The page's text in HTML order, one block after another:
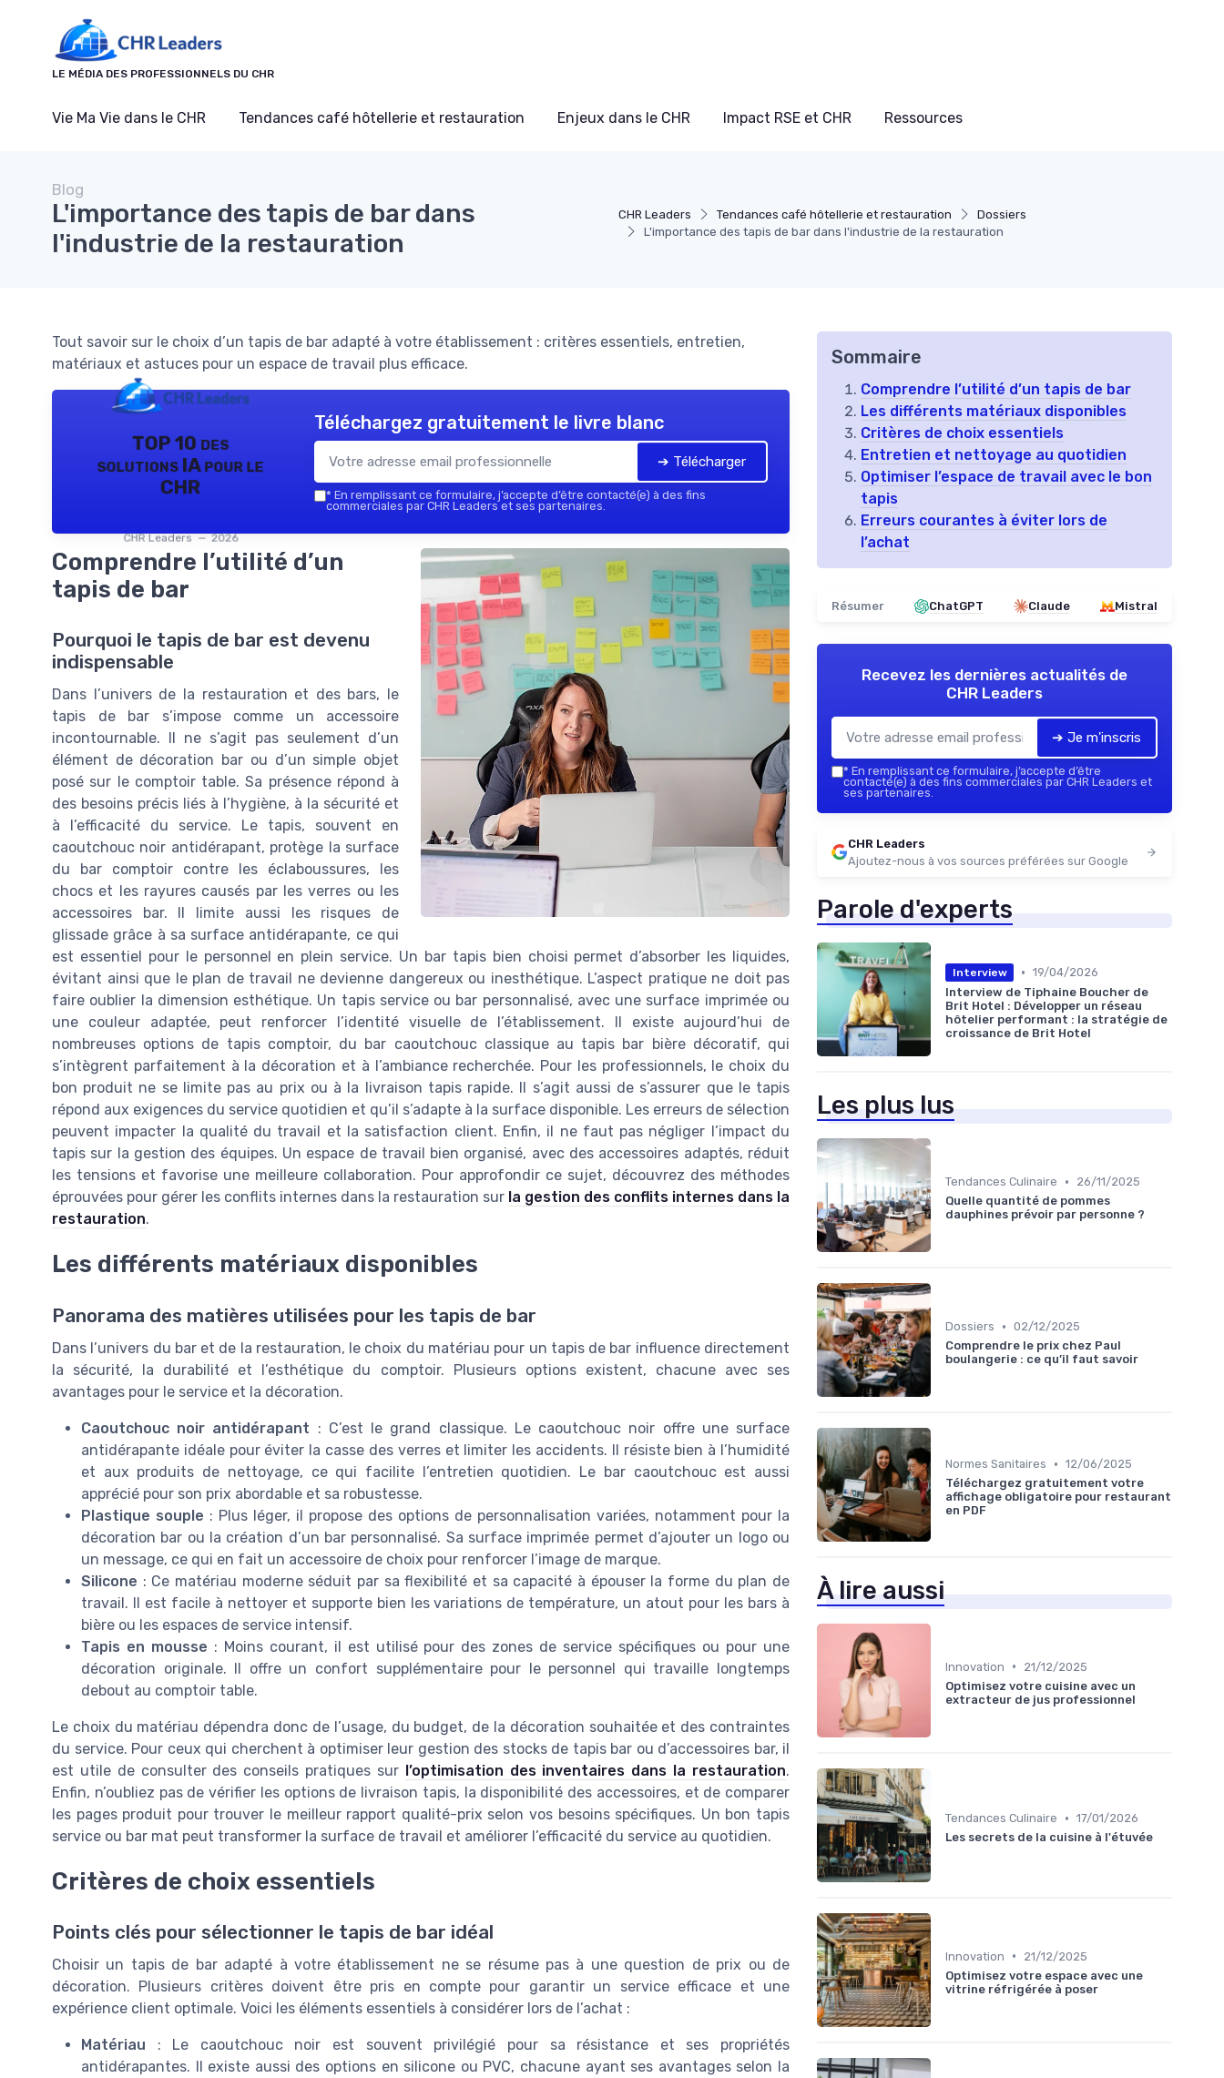
LE MÉDIA DES PROFESSIONNELS DU CHR
Vie Ma Vie dans le CHR Tendances café hôtellerie et restauration Enjeux dans le CHR Impact RSE et CHR Ressources
CHR Leaders Tendances café hôtellerie et restauration
Dossiers
L'importance des tapis de bar dans l'industrie de la restauration
Blog
L'importance des tapis de bar dans
l'industrie de la restauration
Tout savoir sur le choix d’un tapis de bar adapté à votre établissement : critères essentiels, entretien,
matériaux et astuces pour un espace de travail plus efficace.
TOP 10 des
solutions IA pour le
CHR
CHR Leaders — 2026
Téléchargez gratuitement le livre blanc
➔ Télécharger
* En remplissant ce formulaire, j’accepte d’être contacté(e) à des fins
commerciales par CHR Leaders et ses partenaires.
Comprendre l’utilité d’un
tapis de bar
Pourquoi le tapis de bar est devenu
indispensable
Dans l’univers de la restauration et des bars, le
tapis de bar s’impose comme un accessoire
incontournable. Il ne s’agit pas seulement d’un
élément de décoration bar ou d’un simple objet
posé sur le comptoir table. Sa présence répond à
des besoins précis liés à l’hygiène, à la sécurité et
à l’efficacité du service. Le tapis, souvent en
caoutchouc noir antidérapant, protège la surface
du bar comptoir contre les éclaboussures, les
chocs et les rayures causés par les verres ou les
accessoires bar. Il limite aussi les risques de
glissade grâce à sa surface antidérapante, ce qui
est essentiel pour le personnel en plein service. Un bar tapis bien choisi permet d’absorber les liquides,
évitant ainsi que le plan de travail ne devienne dangereux ou inesthétique. L’aspect pratique ne doit pas
faire oublier la dimension esthétique. Un tapis service ou bar personnalisé, avec une surface imprimée ou
une couleur adaptée, peut renforcer l’identité visuelle de l’établissement. Il existe aujourd’hui de
nombreuses options de tapis comptoir, du bar caoutchouc classique au tapis bar bière décoratif, qui
s’intègrent parfaitement à la décoration et à l’ambiance recherchée. Pour les professionnels, le choix du
bon produit ne se limite pas au prix ou à la livraison tapis rapide. Il s’agit aussi de s’assurer que le tapis
répond aux exigences du service quotidien et qu’il s’adapte à la surface disponible. Les erreurs de sélection
peuvent impacter la qualité du travail et la satisfaction client. Enfin, il ne faut pas négliger l’impact du
tapis sur la gestion des équipes. Un espace de travail bien organisé, avec des accessoires adaptés, réduit
les tensions et favorise une meilleure collaboration. Pour approfondir ce sujet, découvrez des méthodes
éprouvées pour gérer les conflits internes dans la restauration sur la gestion des conflits internes dans la
restauration.
Les différents matériaux disponibles
Panorama des matières utilisées pour les tapis de bar
Dans l’univers du bar et de la restauration, le choix du matériau pour un tapis de bar influence directement
la sécurité, la durabilité et l’esthétique du comptoir. Plusieurs options existent, chacune avec ses
avantages pour le service et la décoration.
Caoutchouc noir antidérapant : C’est le grand classique. Le caoutchouc noir offre une surface
antidérapante idéale pour éviter la casse des verres et limiter les accidents. Il résiste bien à l’humidité
et aux produits de nettoyage, ce qui facilite l’entretien quotidien. Le bar caoutchouc est aussi
apprécié pour son prix abordable et sa robustesse.
Plastique souple : Plus léger, il propose des options de personnalisation variées, notamment pour la
décoration bar ou la création d’un bar personnalisé. Sa surface imprimée permet d’ajouter un logo ou
un message, ce qui en fait un accessoire de choix pour renforcer l’image de marque.
Silicone : Ce matériau moderne séduit par sa flexibilité et sa capacité à épouser la forme du plan de
travail. Il est facile à nettoyer et supporte bien les variations de température, un atout pour les bars à
bière ou les espaces de service intensif.
Tapis en mousse : Moins courant, il est utilisé pour des zones de service spécifiques ou pour une
décoration originale. Il offre un confort supplémentaire pour le personnel qui travaille longtemps
debout au comptoir table.
Le choix du matériau dépendra donc de l’usage, du budget, de la décoration souhaitée et des contraintes
du service. Pour ceux qui cherchent à optimiser leur gestion des stocks de tapis bar ou d’accessoires bar, il
est utile de consulter des conseils pratiques sur l’optimisation des inventaires dans la restauration.
Enfin, n’oubliez pas de vérifier les options de livraison tapis, la disponibilité des accessoires, et de comparer
les pages produit pour trouver le meilleur rapport qualité-prix selon vos besoins spécifiques. Un bon tapis
service ou bar mat peut transformer la surface de travail et améliorer l’efficacité du service au quotidien.
Critères de choix essentiels
Points clés pour sélectionner le tapis de bar idéal
Choisir un tapis de bar adapté à votre établissement ne se résume pas à une question de prix ou de
décoration. Plusieurs critères doivent être pris en compte pour garantir un service efficace et une
expérience client optimale. Voici les éléments essentiels à considérer lors de l’achat :
Matériau : Le caoutchouc noir est souvent privilégié pour sa résistance et ses propriétés
antidérapantes. Il existe aussi des options en silicone ou PVC, chacune ayant ses avantages selon la
Sommaire
Comprendre l’utilité d’un tapis de bar
Les différents matériaux disponibles
Critères de choix essentiels
Entretien et nettoyage au quotidien
Optimiser l’espace de travail avec le bon
tapis
Erreurs courantes à éviter lors de
l’achat
Résumer ChatGPT Claude Mistral
Recevez les dernières actualités de
CHR Leaders
➔ Je m'inscris
* En remplissant ce formulaire, j’accepte d’être
contacté(e) à des fins commerciales par CHR Leaders et
ses partenaires.
CHR Leaders
Ajoutez-nous à vos sources préférées sur Google
Parole d'experts
Interview • 19/04/2026
Interview de Tiphaine Boucher de
Brit Hotel : Développer un réseau
hôtelier performant : la stratégie de
croissance de Brit Hotel
Les plus lus
Tendances Culinaire •
26/11/2025
Quelle quantité de pommes
dauphines prévoir par personne ?
Dossiers • 02/12/2025
Comprendre le prix chez Paul
boulangerie : ce qu’il faut savoir
Normes Sanitaires • 12/06/2025
Téléchargez gratuitement votre
affichage obligatoire pour restaurant
en PDF
À lire aussi
Innovation •
21/12/2025
Optimisez votre cuisine avec un
extracteur de jus professionnel
Tendances Culinaire • 17/01/2026
Les secrets de la cuisine à l'étuvée
Innovation •
21/12/2025
Optimisez votre espace avec une
vitrine réfrigérée à poser